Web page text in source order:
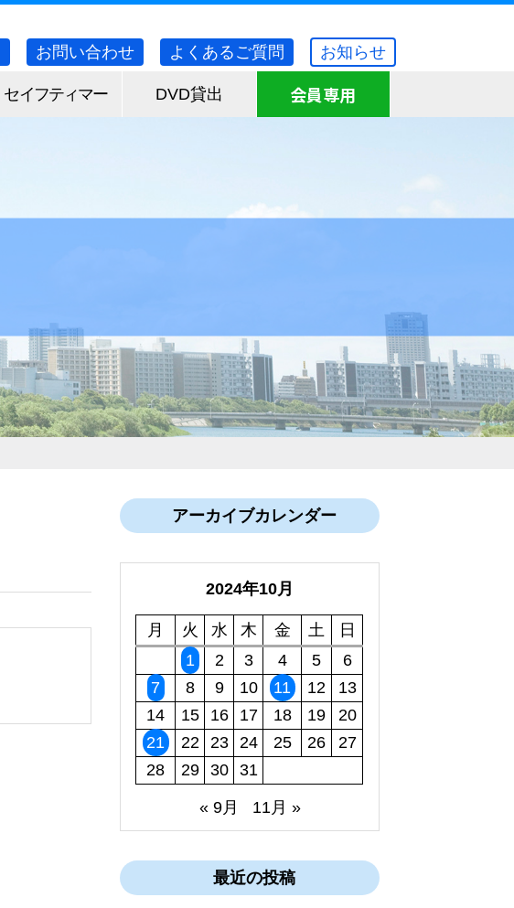
お問い合わせ よくあるご質問 お知らせ
セイフティマー DVD貸出 会員専用
アーカイブカレンダー
2024年10月
月 火 水 木 金 土
日
1
2 3 4 5
6
7
8 9 10 11 12
13
14
15 16 17 18 19
20
21
22 23 24 25 26
27
28
29 30 31
« 9月 11月 »
最近の投稿